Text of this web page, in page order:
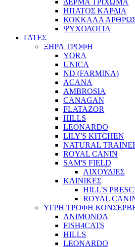
ΔΕΡΜΑ ΤΡΙΧΩΜΑ
ΗΠΑΤΟΣ ΚΑΡΔΙΑ
ΚΟΚΚΑΛΑ
ΨΥΧΟΛΟΓΙΑ
ΓΑΤΕΣ
ΞΗΡΑ ΤΡΟΦΗ
YORA
UNICA
ND (FARMINA)
ACANA
AMBROSIA
CANAGAN
FLATAZOR
HILLS
LEONARDO
LILY'S KITCHEN
NATURAL
ROYAL CANIN
SAM'S FIELD
ΛΙΧΟΥΔΙΕΣ
ΚΛΙΝΙΚΕΣ
HILL'S
ROYAL
ΥΓΡΗ ΤΡΟΦΗ
ANIMONDA
FISH4CATS
HILLS
LEONARDO